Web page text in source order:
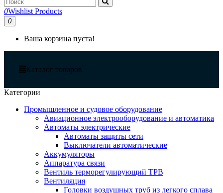
0Wishlist Products
0
Ваша корзина пуста!
Каталог товаров
Категории
Промышленное и судовое оборудование
Авиационное электрооборудование и автоматика
Автоматы электрические
Автоматы защиты сети
Выключатели автоматические
Аккумуляторы
Аппаратура связи
Вентиль терморегулирующий ТРВ
Вентиляция
Головки воздушных труб из легкого сплава